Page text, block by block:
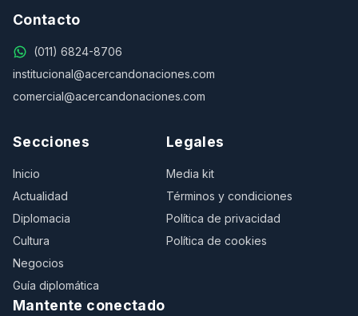
Contacto
(011) 6824-8706
institucional@acercandonaciones.com
comercial@acercandonaciones.com
Secciones
Inicio
Actualidad
Diplomacia
Cultura
Negocios
Guía diplomática
Legales
Media kit
Términos y condiciones
Política de privacidad
Política de cookies
Mantente conectado